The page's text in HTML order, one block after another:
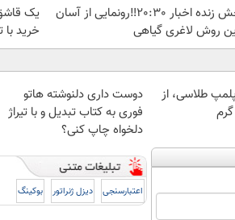
پخش زنده اخبار 20:30‼️رونمایی از آسان
روش لاغری گیاهی
یک
خرید
طلاسی، از
دوست داری دلنوشته هاتو
فوری به کتاب تبدیل و با تیراژ
دلخواه چاپ کنی؟
اعتبارسنجی دیزل ژنراتور بوکینگ